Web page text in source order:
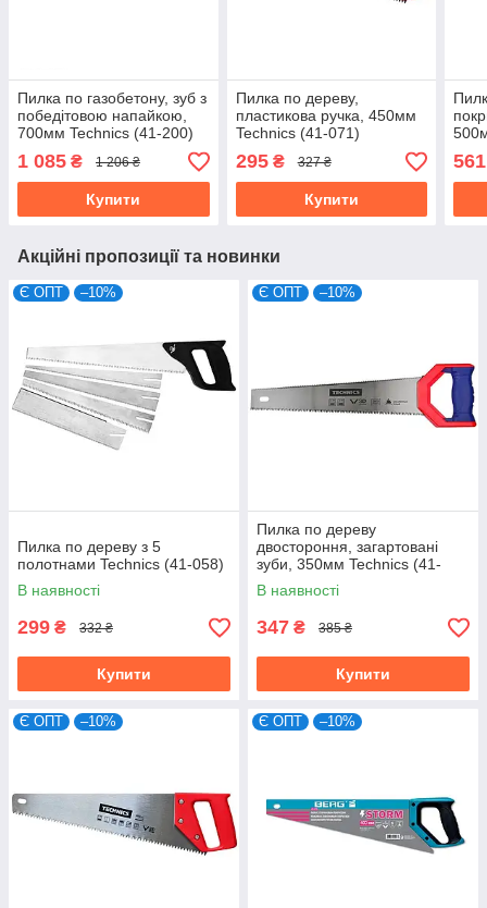
Пилка по газобетону, зуб з
победітовою напайкою,
700мм Technics (41-200)
1 085 ₴ 1 206 ₴
Купити
Пилка по дереву,
пластикова ручка, 450мм
Technics (41-071)
295₴ 327 ₴
Купити
561
Акційні пропозиції та новинки
Є ОПТ –10%
Пилка по дереву з 5
полотнами Technics (41-058)
В наявності
299 ₴ 332 ₴
Купити
Є ОПТ –10%
Пилка по дереву
двостороння, загартовані
зуби, 350мм Technics (41-
059)
В наявності
347 ₴ 385 ₴
Купити
Є ОПТ –10% Є ОПТ –10%